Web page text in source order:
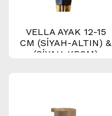
VELLA AYAK 12-15
CM (SİYAH-ALTIN) &
(SİYAH-KROM)